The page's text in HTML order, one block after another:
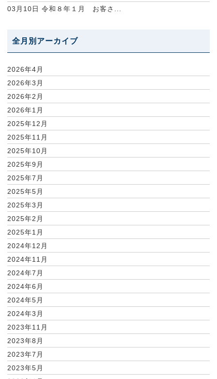
03月10日 令和８年１月 お客さ...
全月別アーカイブ
2026年4月
2026年3月
2026年2月
2026年1月
2025年12月
2025年11月
2025年10月
2025年9月
2025年7月
2025年5月
2025年3月
2025年2月
2025年1月
2024年12月
2024年11月
2024年7月
2024年6月
2024年5月
2024年3月
2023年11月
2023年8月
2023年7月
2023年5月